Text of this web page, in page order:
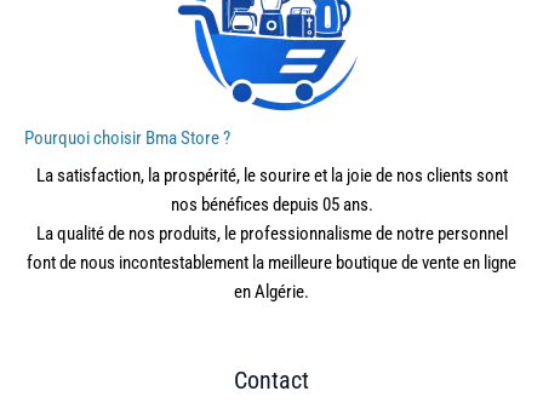
Pourquoi choisir Bma Store ?
La satisfaction, la prospérité, le sourire et la joie de nos clients sont
nos bénéfices depuis 05 ans.
La qualité de nos produits, le professionnalisme de notre personnel
font de nous incontestablement la meilleure boutique de vente en ligne
en Algérie.
Contact